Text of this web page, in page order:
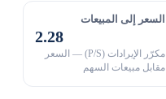
السعر إلى المبيعات
2.28
مكرّر الإيرادات (P/S) — السعر
مقابل مبيعات السهم